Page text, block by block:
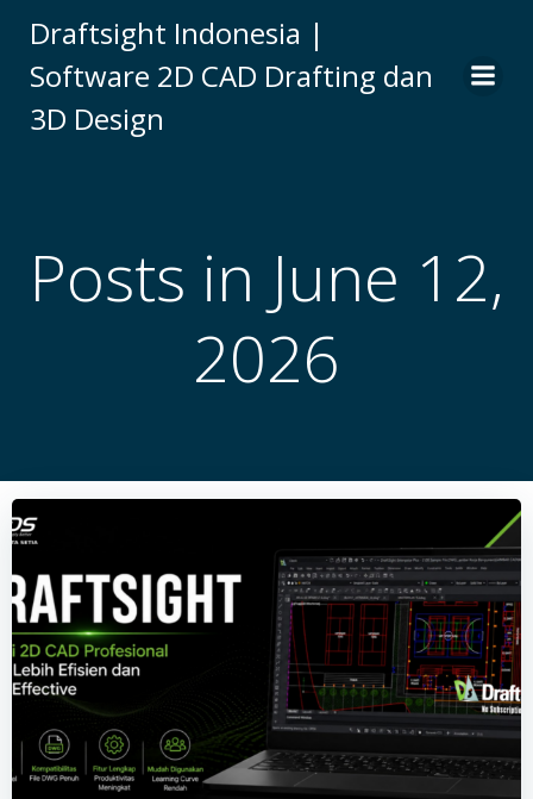
to
content
Draftsight Indonesia |
Software 2D CAD Drafting dan
3D Design
Posts in June 12,
2026